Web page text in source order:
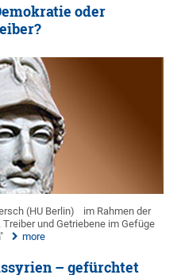
oder
(HU Berlin)
im Rahmen der
und Getriebene im Gefüge
more
– gefürchtet